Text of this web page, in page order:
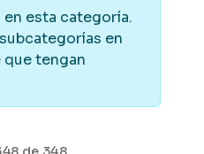
esta categoría.
en
que tengan